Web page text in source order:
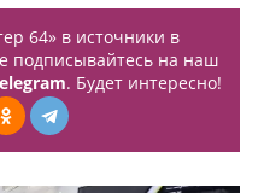
64» в источники в
подписывайтесь на наш
. Будет интересно!